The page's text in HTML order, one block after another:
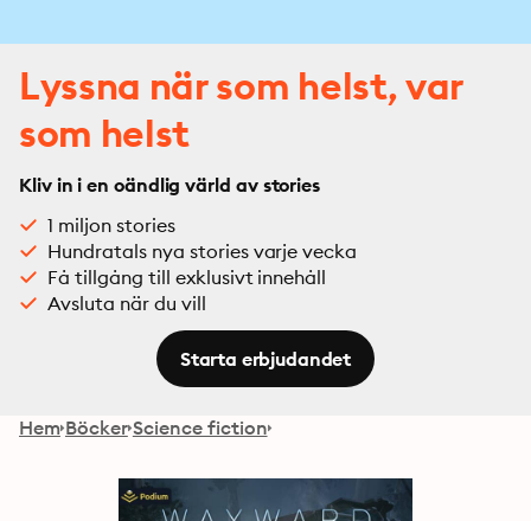
Lyssna när som helst, var
som helst
Kliv in i en oändlig värld av stories
1 miljon stories
Hundratals nya stories varje vecka
Få tillgång till exklusivt innehåll
Avsluta när du vill
Starta erbjudandet
Hem Böcker Science fiction